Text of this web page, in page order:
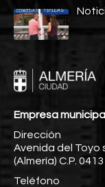
Empresa
Dirección
Avenida del Toyo
(Almería) C.P.
Teléfono